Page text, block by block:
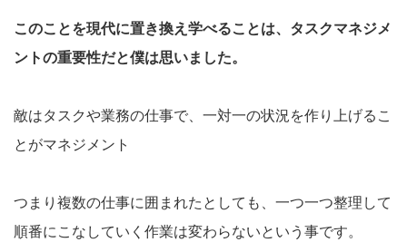
このことを現代に置き換え学べることは、タスクマネジメ
ントの重要性だと僕は思いました。
敵はタスクや業務の仕事で、一対一の状況を作り上げるこ
とがマネジメント
つまり複数の仕事に囲まれたとしても、一つ一つ整理して
順番にこなしていく作業は変わらないという事です。